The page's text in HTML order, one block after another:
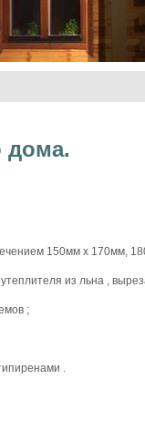
дома.
150мм x 170мм,
утеплителя из льна ,
;
.